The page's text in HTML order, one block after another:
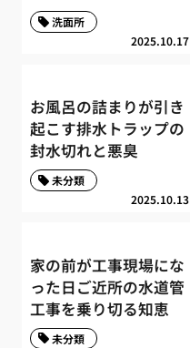
2025.10.17
洗面所
お風呂の詰まりが引き
起こす排水トラップの
封水切れと悪臭
2025.10.13
未分類
家の前が工事現場にな
った日ご近所の水道管
工事を乗り切る知恵
未分類